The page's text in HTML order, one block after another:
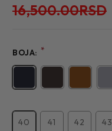
16,500.00RSD
BOJA: *
40 41 42 43